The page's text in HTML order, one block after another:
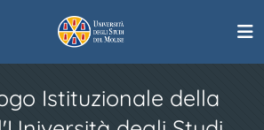
Istituzionale della